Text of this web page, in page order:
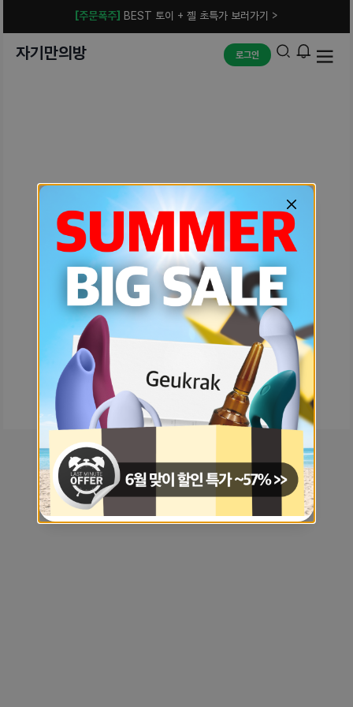
[주문폭주] BEST 토이 + 젤 초특가 보러가기 >
자기만의방 로그인
예상치 못한 에러입니다.